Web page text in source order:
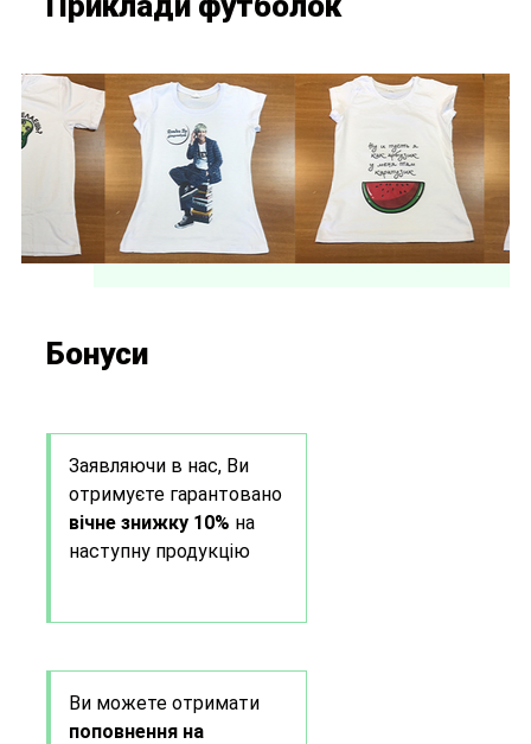
Бонуси
Заявляючи в нас, Ви
отримуєте гарантовано
вічне знижку 10% на
наступну продукцію
Ви можете отримати
поповнення на